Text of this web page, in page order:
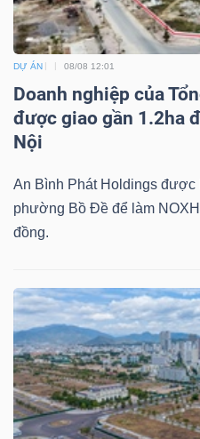
DỰ ÁN 08/08 12:01
Doanh nghiệp của
được giao gần 1.2ha
Nội
An Bình Phát Holdings được
phường Bồ Đề để làm
đồng.
chính
Dữ
liệu